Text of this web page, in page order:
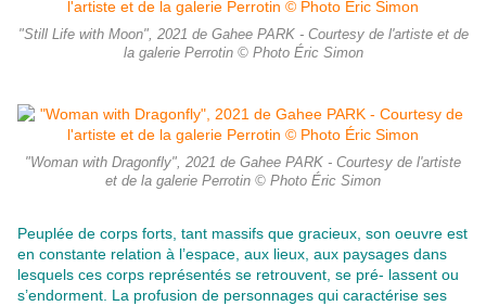
"Still Life with Moon", 2021 de Gahee PARK - Courtesy de l'artiste et de
la galerie Perrotin © Photo Éric Simon
"Woman with Dragonfly", 2021 de Gahee PARK - Courtesy de l'artiste
et de la galerie Perrotin © Photo Éric Simon
Peuplée de corps forts, tant massifs que gracieux, son oeuvre est
en constante relation à l’espace, aux lieux, aux paysages dans
lesquels ces corps représentés se retrouvent, se pré- lassent ou
s’endorment. La profusion de personnages qui caractérise ses